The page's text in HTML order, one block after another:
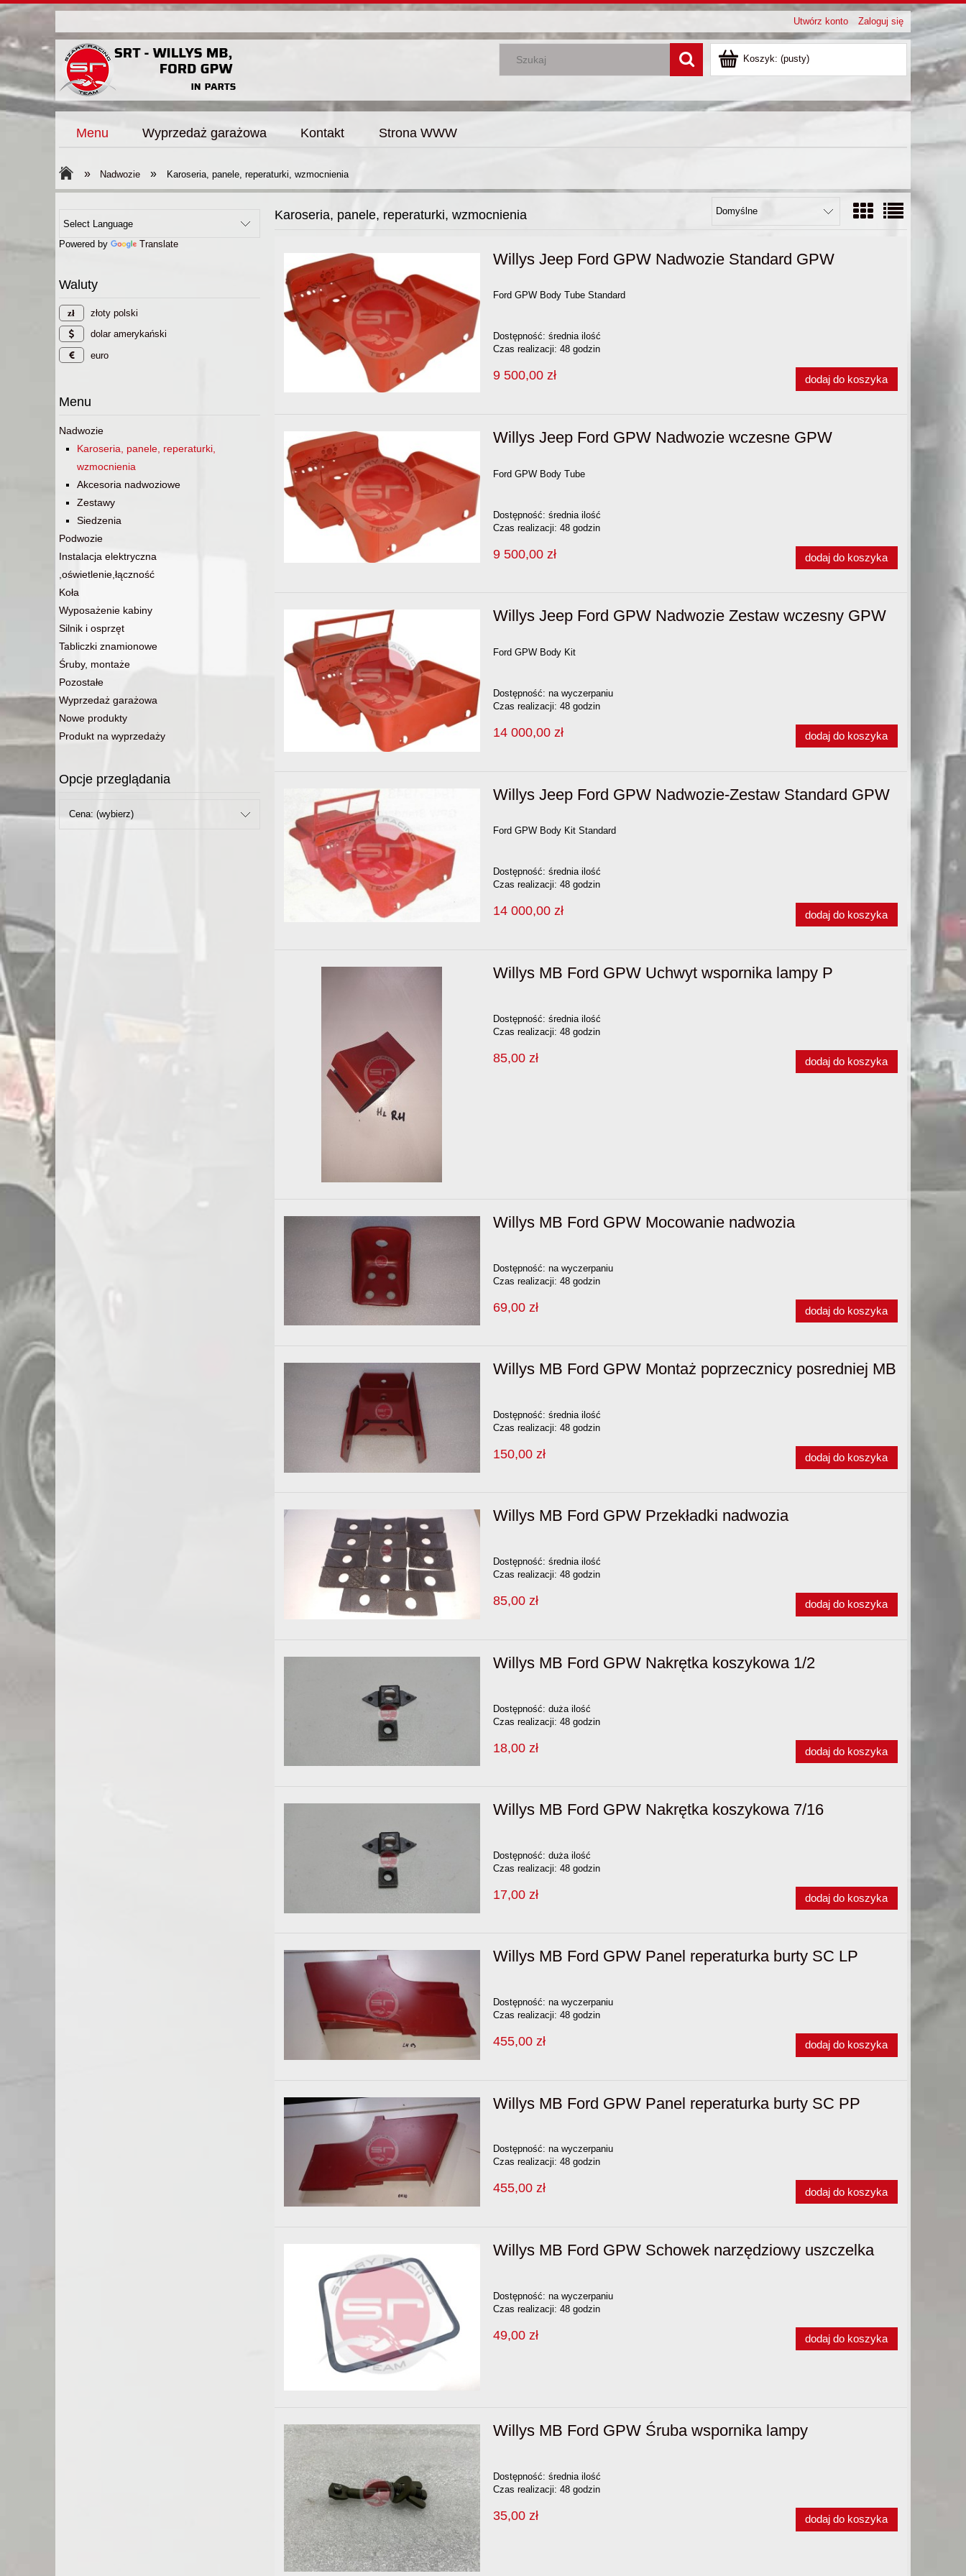
Utwórz konto Zaloguj się
Koszyk: (pusty)
Menu Wyprzedaż garażowa Kontakt Strona WWW
» Nadwozie » Karoseria, panele, reperaturki, wzmocnienia
Powered by Translate
Waluty
złoty polski
dolar amerykański
euro
Menu
Nadwozie
Karoseria, panele, reperaturki,
wzmocnienia
Akcesoria nadwoziowe
Zestawy
Siedzenia
Podwozie
Instalacja elektryczna
,oświetlenie,łączność
Koła
Wyposażenie kabiny
Silnik i osprzęt
Tabliczki znamionowe
Śruby, montaże
Pozostałe
Wyprzedaż garażowa
Nowe produkty
Produkt na wyprzedaży
Opcje przeglądania
Cena: (wybierz)
Karoseria, panele, reperaturki, wzmocnienia
Willys Jeep Ford GPW Nadwozie Standard GPW
Ford GPW Body Tube Standard
Dostępność: średnia ilość
Czas realizacji: 48 godzin
9 500,00 zł dodaj do koszyka
Willys Jeep Ford GPW Nadwozie wczesne GPW
Ford GPW Body Tube
Dostępność: średnia ilość
Czas realizacji: 48 godzin
9 500,00 zł dodaj do koszyka
Willys Jeep Ford GPW Nadwozie Zestaw wczesny GPW
Ford GPW Body Kit
Dostępność: na wyczerpaniu
Czas realizacji: 48 godzin
14 000,00 zł dodaj do koszyka
Willys Jeep Ford GPW Nadwozie-Zestaw Standard GPW
Ford GPW Body Kit Standard
Dostępność: średnia ilość
Czas realizacji: 48 godzin
14 000,00 zł dodaj do koszyka
Willys MB Ford GPW Uchwyt wspornika lampy P
Dostępność: średnia ilość
Czas realizacji: 48 godzin
85,00 zł dodaj do koszyka
Willys MB Ford GPW Mocowanie nadwozia
Dostępność: na wyczerpaniu
Czas realizacji: 48 godzin
69,00 zł dodaj do koszyka
Willys MB Ford GPW Montaż poprzecznicy posredniej MB
Dostępność: średnia ilość
Czas realizacji: 48 godzin
150,00 zł dodaj do koszyka
Willys MB Ford GPW Przekładki nadwozia
Dostępność: średnia ilość
Czas realizacji: 48 godzin
85,00 zł dodaj do koszyka
Willys MB Ford GPW Nakrętka koszykowa 1/2
Dostępność: duża ilość
Czas realizacji: 48 godzin
18,00 zł dodaj do koszyka
Willys MB Ford GPW Nakrętka koszykowa 7/16
Dostępność: duża ilość
Czas realizacji: 48 godzin
17,00 zł dodaj do koszyka
Willys MB Ford GPW Panel reperaturka burty SC LP
Dostępność: na wyczerpaniu
Czas realizacji: 48 godzin
455,00 zł dodaj do koszyka
Willys MB Ford GPW Panel reperaturka burty SC PP
Dostępność: na wyczerpaniu
Czas realizacji: 48 godzin
455,00 zł dodaj do koszyka
Willys MB Ford GPW Schowek narzędziowy uszczelka
Dostępność: na wyczerpaniu
Czas realizacji: 48 godzin
49,00 zł dodaj do koszyka
Willys MB Ford GPW Śruba wspornika lampy
Dostępność: średnia ilość
Czas realizacji: 48 godzin
35,00 zł dodaj do koszyka